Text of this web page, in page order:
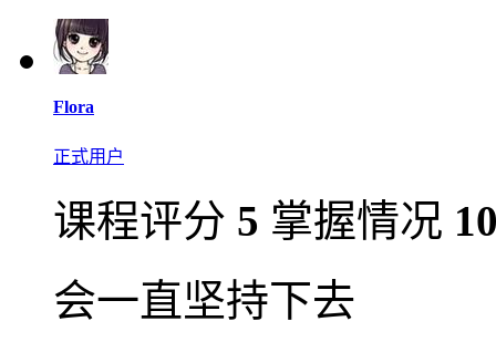
Flora
正式用户
课程评分 5 掌握情况
会一直坚持下去